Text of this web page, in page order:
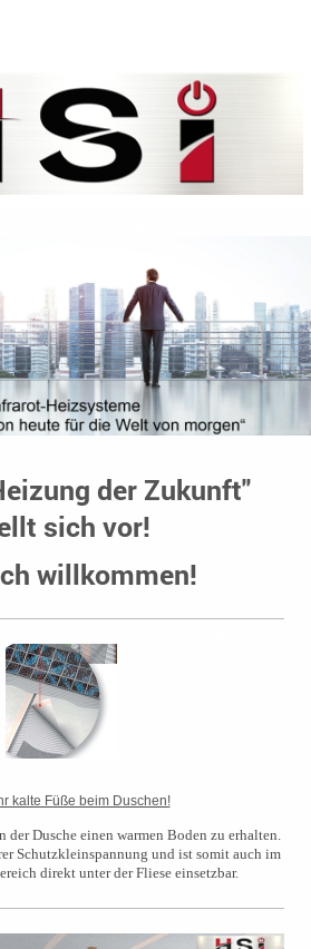
der Zukunft"
sich vor!
willkommen!
kalte Füße beim Duschen!
der Dusche einen warmen Boden zu erhalten.
Schutzkleinspannung und ist somit auch im
direkt unter der Fliese einsetzbar.